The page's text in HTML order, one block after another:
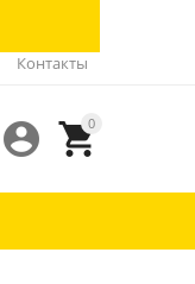
Контакты
0

